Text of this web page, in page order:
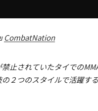
CombatNation
止されていたタイでの
２つのスタイルで活躍す